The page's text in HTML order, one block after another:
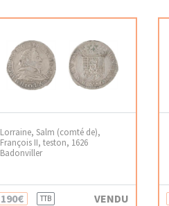
Lorraine, Salm (comté de),
François II, teston, 1626
Badonviller
190€ TTB VENDU